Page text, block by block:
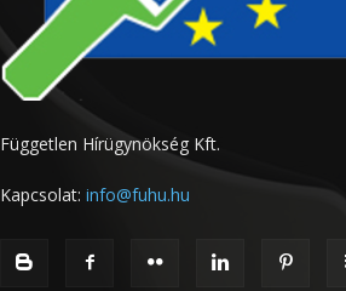
Független Hírügynökség Kft.
Kapcsolat: info@fuhu.hu